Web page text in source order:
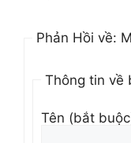
Phản Hồi về:
Thông tin về
Tên (bắt